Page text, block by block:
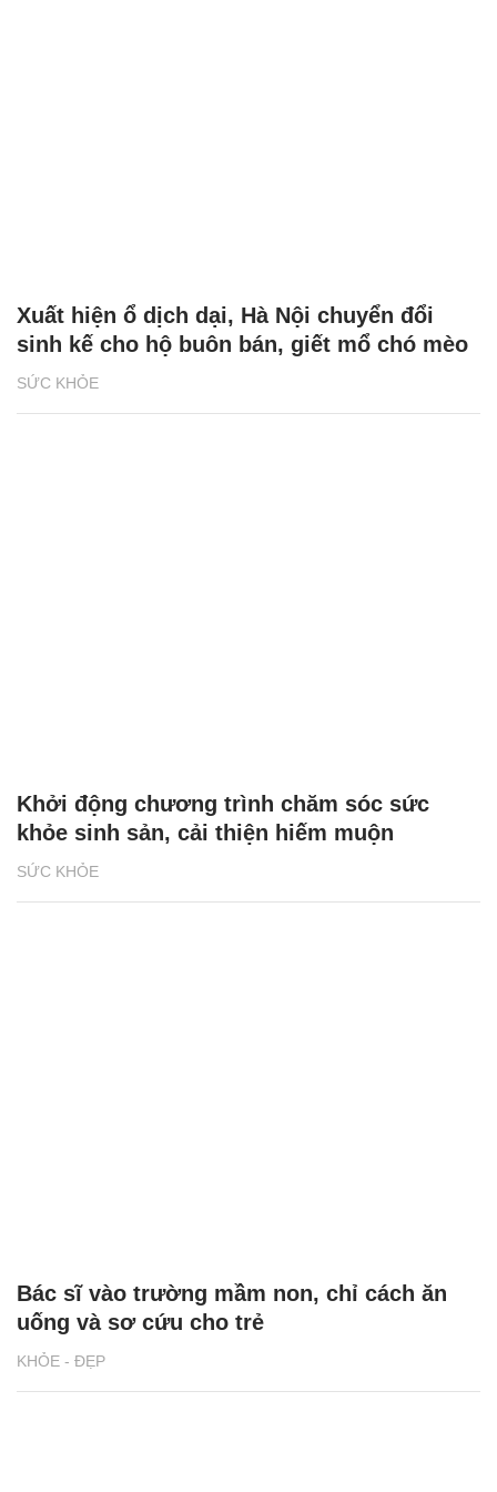
SỨC KHỎE
Xuất hiện ổ dịch dại, Hà Nội chuyển đổi
sinh kế cho hộ buôn bán, giết mổ chó mèo
SỨC KHỎE
Khởi động chương trình chăm sóc sức
khỏe sinh sản, cải thiện hiếm muộn
KHỎE - ĐẸP
Bác sĩ vào trường mầm non, chỉ cách ăn
uống và sơ cứu cho trẻ